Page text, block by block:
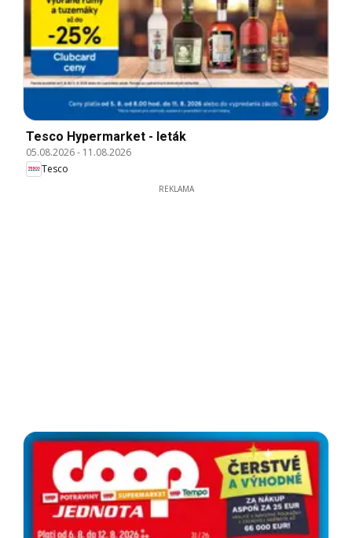
Tesco Hypermarket - leták
05.08.2026- 11.08.2026
Tesco
REKLAMA